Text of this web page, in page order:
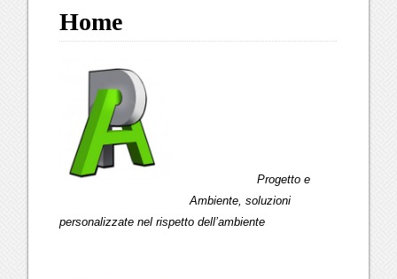
Home
Progetto e
Ambiente, soluzioni
personalizzate nel rispetto dell’ambiente